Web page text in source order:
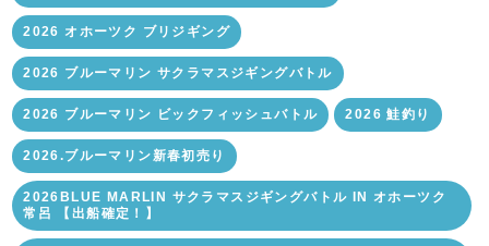
2026 オホーツク ブリジギング
2026 ブルーマリン サクラマスジギングバトル
2026 ブルーマリン ビックフィッシュバトル 2026 鮭釣り
2026.ブルーマリン新春初売り
2026BLUE MARLIN サクラマスジギングバトル IN オホーツク
常呂 【出船確定！】